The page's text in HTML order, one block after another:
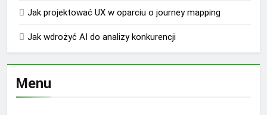
Jak projektować UX w oparciu o journey mapping
Jak wdrożyć AI do analizy konkurencji
Menu